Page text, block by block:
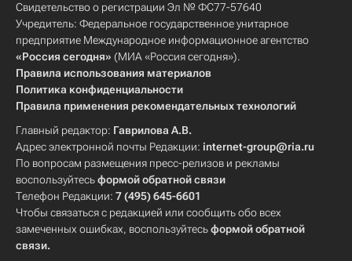
Свидетельство о регистрации Эл № ФС77-57640
Учредитель: Федеральное государственное унитарное
предприятие Международное информационное агентство
«Россия сегодня» (МИА «Россия сегодня»).
Правила использования материалов
Политика конфиденциальности
Правила применения рекомендательных технологий
Главный редактор: Гаврилова А.В.
Адрес электронной почты Редакции: internet-group@ria.ru
По вопросам размещения пресс-релизов и рекламы
воспользуйтесьформой обратной связи
Телефон Редакции: 7 (495) 645-6601
Чтобы связаться с редакцией или сообщить обо всех
замеченных ошибках, воспользуйтесьформой обратной
связи.